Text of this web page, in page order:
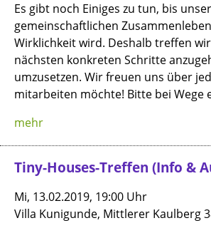
Es gibt noch Einiges zu tun, bis
gemeinschaftlichen
Wirklichkeit wird. Deshalb treffen
nächsten konkreten Schritte
umzusetzen. Wir freuen uns über
mitarbeiten möchte! Bitte bei Wege
mehr
Tiny-Houses-Treffen (Info &
Mi, 13.02.2019, 19:00 Uhr
Villa Kunigunde, Mittlerer Kaulberg